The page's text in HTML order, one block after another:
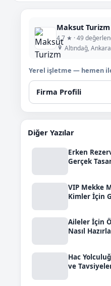
Maksut Turizm
4,7 ★ · 49
Altındağ, Ankara
Yerel işletme — hemen
Firma Profili
Diğer Yazılar
Erken
Gerçek
VIP Mekke
Kimler İçin
Aileler İçin
Nasıl
Hac
ve